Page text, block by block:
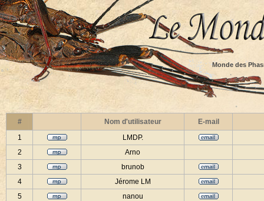
Monde des
# Nom d'utilisateur
E-mail
1
LMDP.
2
Arno
3
brunob
4
Jérome LM
5
nanou